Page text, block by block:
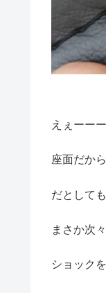
えぇーー
座面だか
だとして
まさか次
ショック